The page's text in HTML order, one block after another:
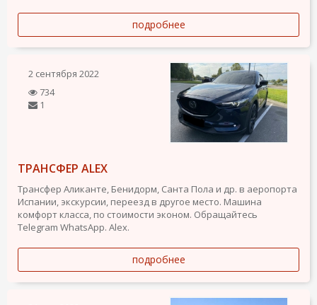
подробнее
2 сентября 2022
734
1
ТРАНСФЕР ALEX
Трансфер Аликанте, Бенидорм, Санта Пола и др. в аеропорта
Испании, экскурсии, переезд в другое место. Машина
комфорт класса, по стоимости эконом. Обращайтесь
Telegram WhatsApp. Alex.
подробнее